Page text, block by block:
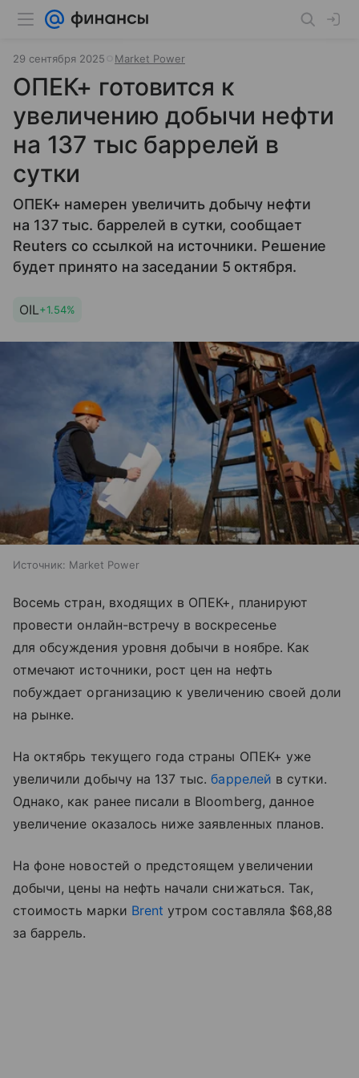
29 сентября 2025 Market Power
ОПЕК+ готовится к
увеличению добычи нефти
на 137 тыс баррелей в
сутки
ОПЕК+ намерен увеличить добычу нефти
на 137 тыс. баррелей в сутки, сообщает
Reuters со ссылкой на источники. Решение
будет принято на заседании 5 октября.
OIL+1.54%
Источник: Market Power
Восемь стран, входящих в ОПЕК+, планируют
провести онлайн-встречу в воскресенье
для обсуждения уровня добычи в ноябре. Как
отмечают источники, рост цен на нефть
побуждает организацию к увеличению своей доли
на рынке.
На октябрь текущего года страны ОПЕК+ уже
увеличили добычу на 137 тыс.баррелей в сутки.
Однако, как ранее писали в Bloomberg, данное
увеличение оказалось ниже заявленных планов.
На фоне новостей о предстоящем увеличении
добычи, цены на нефть начали снижаться. Так,
стоимость марки Brent утром составляла $68,88
за баррель.